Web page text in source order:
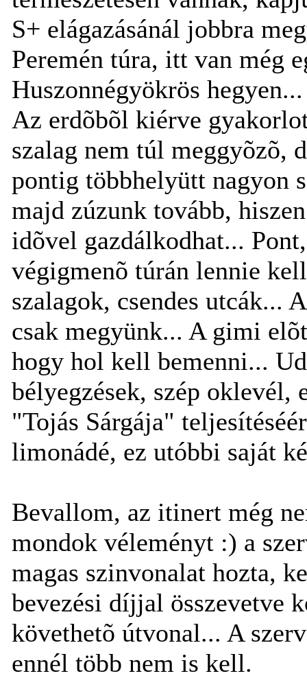
S+ elágazásánál jobbra
Peremén túra, itt van még
Huszonnégyökrös hegyen...
Az erdõbõl kiérve
szalag nem túl meggyõzõ,
pontig többhelyütt nagyon
majd zúzunk tovább,
idõvel gazdálkodhat...
végigmenõ túrán lennie
szalagok, csendes utcák...
csak megyünk... A gimi
hogy hol kell bemenni...
bélyegzések, szép oklevél,
"Tojás Sárgája"
limonádé, ez utóbbi saját
Bevallom, az itinert még
mondok véleményt :) a
magas szinvonalat hozta,
bevezési díjjal összevetve
követhetõ útvonal... A
ennél több nem is kell.